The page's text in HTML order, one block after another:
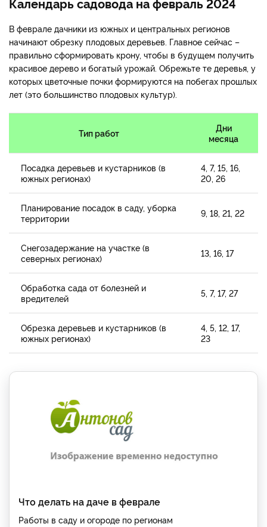
В феврале дачники из южных и центральных регионов
начинают обрезку плодовых деревьев. Главное сейчас –
правильно сформировать крону, чтобы в будущем получить
красивое дерево и богатый урожай. Обрежьте те деревья, у
которых цветочные почки формируются на побегах прошлых
лет (это большинство плодовых культур).
Тип работ
Дни
месяца
Посадка деревьев и кустарников (в
южных регионах)
4, 7, 15, 16,
20, 26
Планирование посадок в саду, уборка
территории
9, 18, 21, 22
Снегозадержание на участке (в
северных регионах)
13, 16, 17
Обработка сада от болезней и
вредителей
5, 7, 17, 27
Обрезка деревьев и кустарников (в
южных регионах)
4, 5, 12, 17,
23
Что делать на даче в феврале
Работы в саду и огороде по регионам